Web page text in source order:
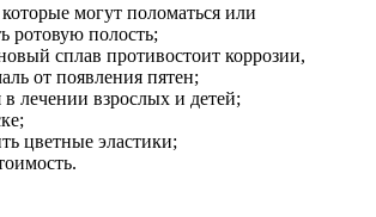
могут поломаться или
ротовую полость;
сплав противостоит коррозии,
от появления пятен;
в лечении взрослых и детей;
цветные эластики;